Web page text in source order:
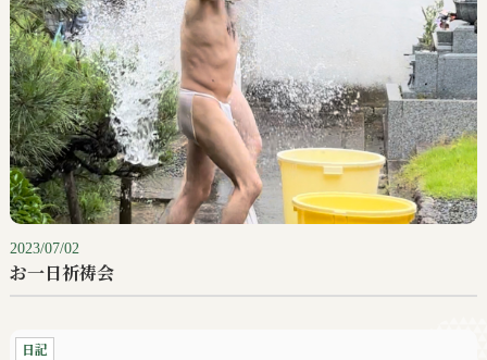
2023/07/02
お一日祈祷会
日記